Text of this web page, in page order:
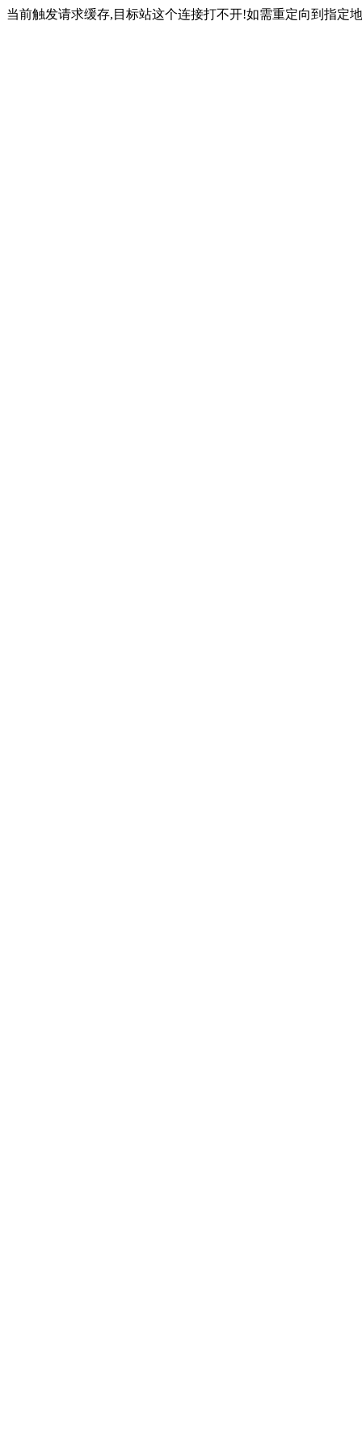
当前触发请求缓存,目标站这个连接打不开!如需重定向到指定